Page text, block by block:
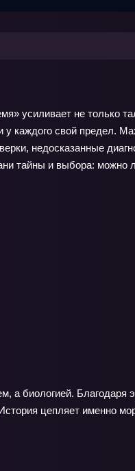
усиливает не только
каждого свой предел.
недосказанные
тайны и выбора: можно
а биологией.
цепляет именно